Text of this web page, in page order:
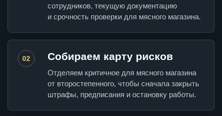
сотрудников, текущую документацию
и срочность проверки для мясного магазина.
02 Собираем карту рисков
Отделяем критичное для мясного магазина
от второстепенного, чтобы сначала закрыть
штрафы, предписания и остановку работы.